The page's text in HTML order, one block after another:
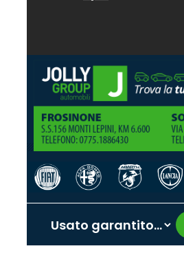
‹